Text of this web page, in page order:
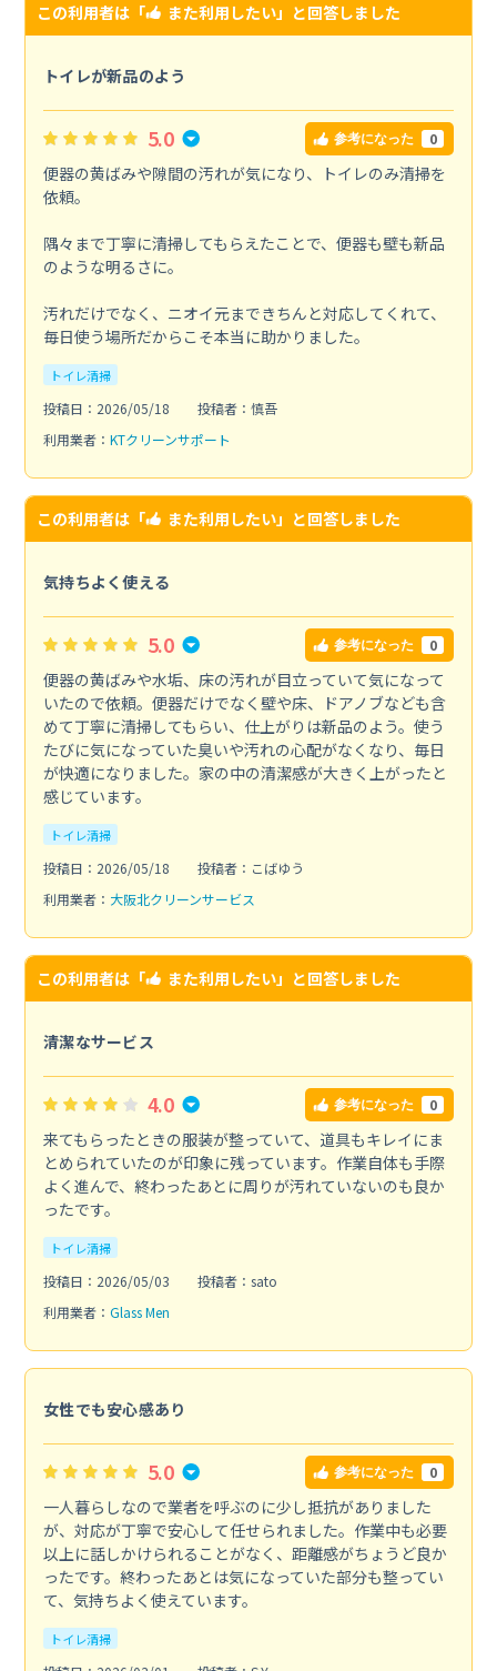
この利用者は「 また利用したい」と回答しました
トイレが新品のよう
5.0 参考になった 0
便器の黄ばみや隙間の汚れが気になり、トイレのみ清掃を
依頼。
隅々まで丁寧に清掃してもらえたことで、便器も壁も新品
のような明るさに。
汚れだけでなく、ニオイ元まできちんと対応してくれて、
毎日使う場所だからこそ本当に助かりました。
トイレ清掃
投稿日：2026/05/18
投稿者：慎吾
利用業者： KTクリーンサポート
この利用者は「 また利用したい」と回答しました
気持ちよく使える
5.0 参考になった 0
便器の黄ばみや水垢、床の汚れが目立っていて気になって
いたので依頼。便器だけでなく壁や床、ドアノブなども含
めて丁寧に清掃してもらい、仕上がりは新品のよう。使う
たびに気になっていた臭いや汚れの心配がなくなり、毎日
が快適になりました。家の中の清潔感が大きく上がったと
感じています。
トイレ清掃
投稿日：2026/05/18
投稿者：こばゆう
利用業者： 大阪北クリーンサービス
この利用者は「 また利用したい」と回答しました
清潔なサービス
4.0 参考になった 0
来てもらったときの服装が整っていて、道具もキレイにま
とめられていたのが印象に残っています。作業自体も手際
よく進んで、終わったあとに周りが汚れていないのも良か
ったです。
トイレ清掃
投稿日：2026/05/03
投稿者：sato
利用業者： Glass Men
女性でも安心感あり
5.0 参考になった 0
一人暮らしなので業者を呼ぶのに少し抵抗がありました
が、対応が丁寧で安心して任せられました。作業中も必要
以上に話しかけられることがなく、距離感がちょうど良か
ったです。終わったあとは気になっていた部分も整ってい
て、気持ちよく使えています。
トイレ清掃